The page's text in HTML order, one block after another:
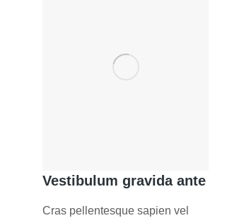
Vestibulum gravida ante
Cras pellentesque sapien vel